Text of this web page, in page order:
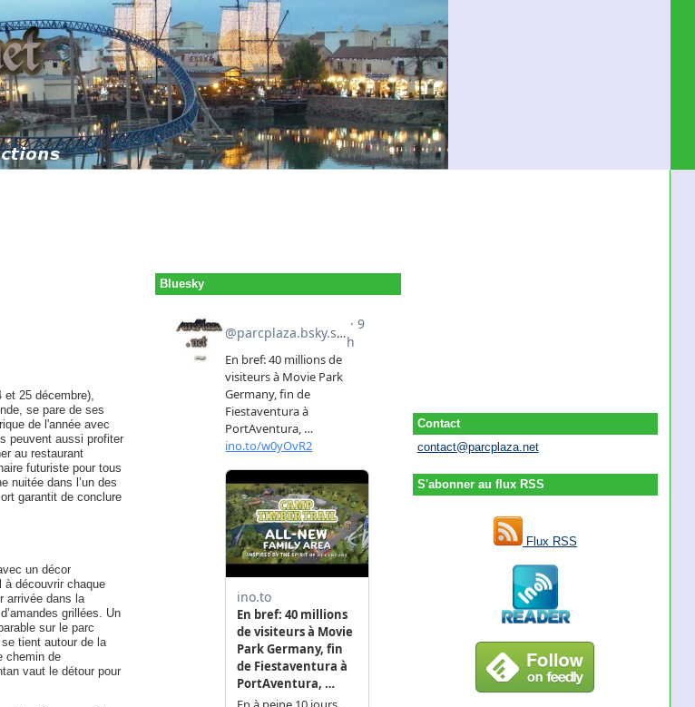
Contact
contact@parcplaza.net
S'abonner au flux RSS
Flux RSS
et 25 décembre),
se pare de ses
de l'année avec
peuvent aussi profiter
au restaurant
futuriste pour tous
nuitée dans l’un des
garantit de conclure
un décor
à découvrir chaque
arrivée dans la
grillées. Un
sur le parc
tient autour de la
chemin de
vaut le détour pour
Bluesky